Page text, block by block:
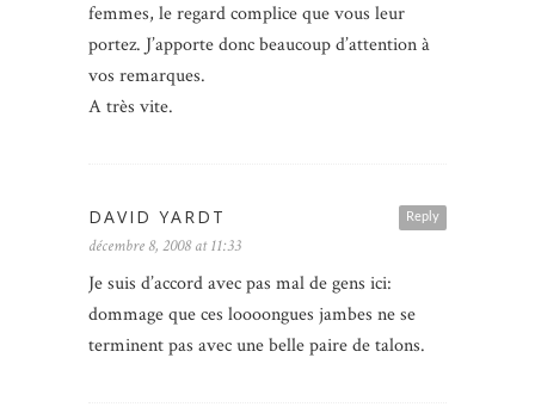
femmes, le regard complice que vous leur
portez. J’apporte donc beaucoup d’attention à
vos remarques.
A très vite.
Reply
DAVID YARDT
décembre 8, 2008 at 11:33
Je suis d’accord avec pas mal de gens ici:
dommage que ces loooongues jambes ne se
terminent pas avec une belle paire de talons.